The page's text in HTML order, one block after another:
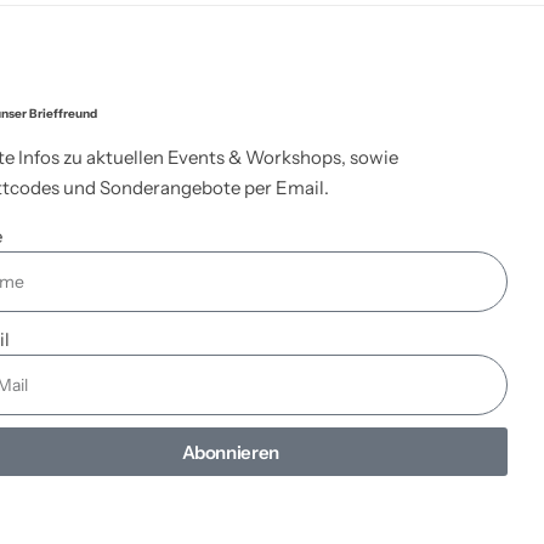
Brieffreund
Infos zu aktuellen Events & Workshops, sowie
und Sonderangebote per Email.
Abonnieren